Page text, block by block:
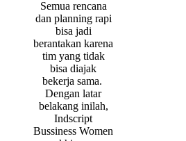
Semua rencana
dan planning rapi
bisa jadi
berantakan karena
tim yang tidak
bisa diajak
bekerja sama.
Dengan latar
belakang inilah,
Indscript
Bussiness Women